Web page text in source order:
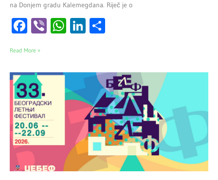
na Donjem gradu Kalemegdana. Riječ je o
Facebook
ViberWhatsApp
LinkedIn
Read More »